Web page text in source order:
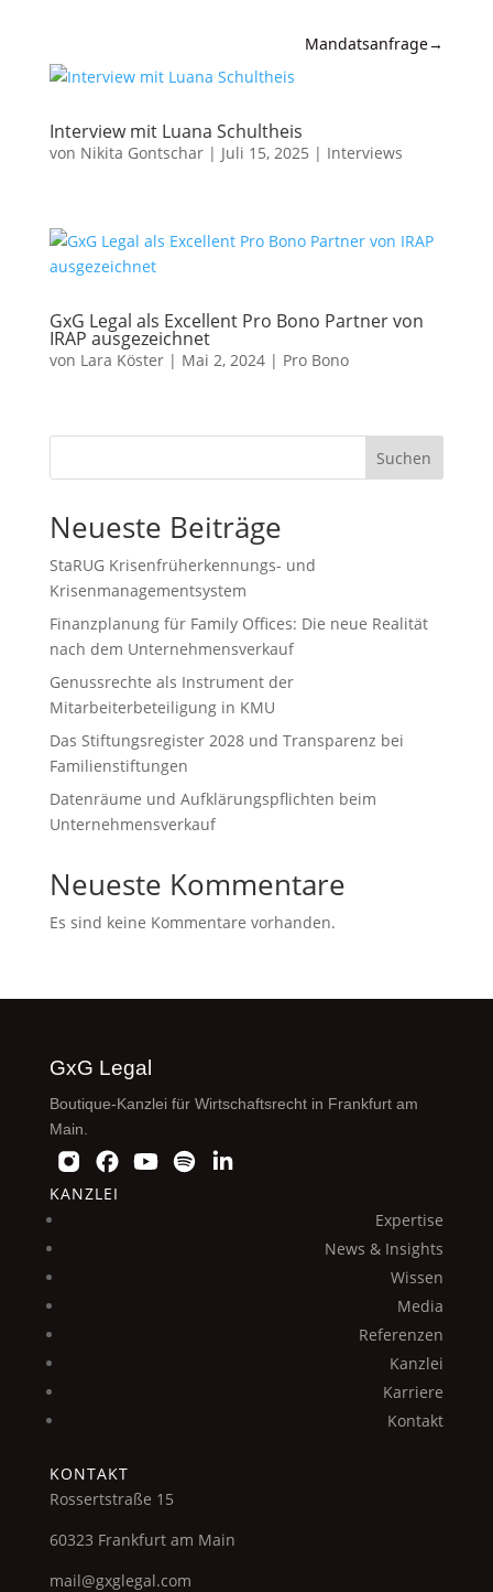
News &
Kanzlei
Kontakt
Mandatsanfrage→
Interview mit Luana Schultheis
von Nikita Gontschar| Juli 15, 2025 | Interviews
GxG Legal als Excellent Pro Bono Partner von
IRAP ausgezeichnet
von Lara Köster| Mai 2, 2024| Pro Bono
Suchen
Neueste Beiträge
StaRUG Krisenfrüherkennungs- und
Krisenmanagementsystem
Finanzplanung für Family Offices: Die neue Realität
nach dem Unternehmensverkauf
Genussrechte als Instrument der
Mitarbeiterbeteiligung in KMU
Das Stiftungsregister 2028 und Transparenz bei
Familienstiftungen
Datenräume und Aufklärungspflichten beim
Unternehmensverkauf
Neueste Kommentare
Es sind keine Kommentare vorhanden.
GxG Legal
Boutique-Kanzlei für Wirtschaftsrecht in Frankfurt am
Main.
KANZLEI
Expertise
News & Insights
Wissen
Media
Referenzen
Kanzlei
Karriere
Kontakt
KONTAKT
Rossertstraße 15
60323 Frankfurt am Main
mail@gxglegal.com